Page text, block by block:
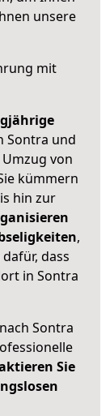
unsere
mit
Sontra und
von
kümmern
hin zur
,
dass
in Sontra
Sontra
Sie